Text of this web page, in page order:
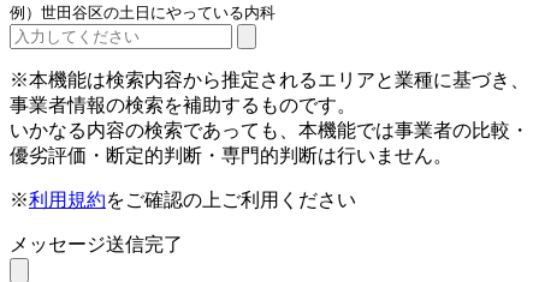
例）世田谷区の土日にやっている内科
※本機能は検索内容から推定されるエリアと業種に基づき、
事業者情報の検索を補助するものです。
いかなる内容の検索であっても、本機能では事業者の比較・
優劣評価・断定的判断・専門的判断は行いません。
※利用規約をご確認の上ご利用ください
メッセージ送信完了